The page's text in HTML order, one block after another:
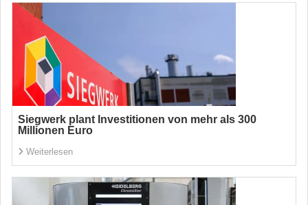
Siegwerk plant Investitionen von mehr als 300
Millionen Euro
Weiterlesen